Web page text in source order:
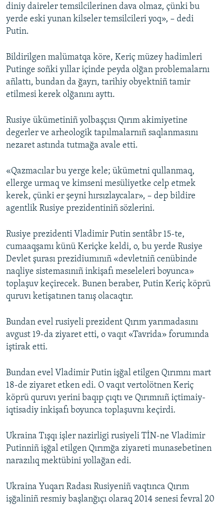
diniy daireler temsilcilerinen dava olmaz, çünki bu
yerde eski yunan kilseler temsilcileri yoq», – dedi
Putin.
Bildirilgen malümatqa köre, Keriç müzey hadimleri
Putinge soñki yıllar içinde peyda olğan problemalarnı
añlattı, bundan da ğayrı, tarihiy obyektniñ tamir
etilmesi kerek olğanını ayttı.
Rusiye ükümetiniñ yolbaşçısı Qırım akimiyetine
degerler ve arheologik tapılmalarnıñ saqlanmasını
nezaret astında tutmağa avale etti.
«Qazmacılar bu yerge kele; ükümetni qullanmaq,
ellerge urmaq ve kimseni mesüliyetke celp etmek
kerek, çünki er şeyni hırsızlaycalar», – dep bildire
agentlik Rusiye prezidentiniñ sözlerini.
Rusiye prezidenti Vladimir Putin sentâbr 15-te,
cumaaqşamı künü Keriçke keldi, o, bu yerde Rusiye
Devlet şurası prezidiumınıñ «devletniñ cenübinde
naqliye sistemasınıñ inkişafı meseleleri boyunca»
toplaşuv keçirecek. Bunen beraber, Putin Keriç köprü
quruvı ketişatınen tanış olacaqtır.
Bundan evel rusiyeli prezident Qırım yarımadasını
avgust 19-da ziyaret etti, o vaqıt «Tavrida» forumında
iştirak etti.
Bundan evel Vladimir Putin işğal etilgen Qırımnı mart
18-de ziyaret etken edi. O vaqıt vertolötnen Keriç
köprü quruvı yerini baqıp çıqtı ve Qırımnıñ içtimaiy-
iqtisadiy inkişafı boyunca toplaşuvnı keçirdi.
Ukraina Tışqı işler nazirligi rusiyeli TİN-ne Vladimir
Putinniñ işğal etilgen Qırımğa ziyareti munasebetinen
narazılıq mektübini yollağan edi.
Ukraina Yuqarı Radası Rusiyeniñ vaqtınca Qırım
işğaliniñ resmiy başlanğıçı olaraq 2014 senesi fevral 20